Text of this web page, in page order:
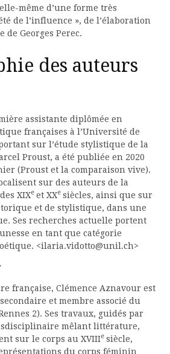
même d’une forme très
de l’influence », de l’élaboration
Georges Perec.
des auteurs
assistante diplômée en
françaises à l’Université de
sur l’étude stylistique de la
Proust, a été publiée en 2020
(Proust et la comparaison vive).
sur des auteurs de la
XIXe et XXe siècles, ainsi que sur
et de stylistique, dans une
Ses recherches actuelle portent
en tant que catégorie
<ilaria.vidotto@unil.ch>
française, Clémence Aznavour est
et membre associé du
2). Ses travaux, guidés par
mêlant littérature,
sur le corps au XVIIIe siècle,
du corps féminin